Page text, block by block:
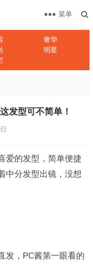
奢华
明星
菜单
发型可不简单！
的发型，简单便捷
中分发型出镜，没想
，PC酱第一眼看的